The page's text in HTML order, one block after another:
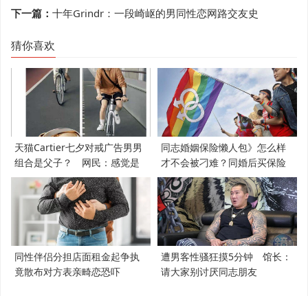
下一篇： 十年Grindr：一段崎岖的男同性恋网路交友史
猜你喜欢
天猫Cartier七夕对戒广告男男
组合是父子？ 网民：感觉是
支持LGBT
同志婚姻保险懒人包》怎么样
才不会被刁难？同婚后买保险
必知5件事
同性伴侣分担店面租金起争执
竟散布对方表亲畸恋恐吓
遭男客性骚狂摸5分钟 馆长：
请大家别讨厌同志朋友